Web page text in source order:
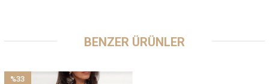
BENZER ÜRÜNLER
%33